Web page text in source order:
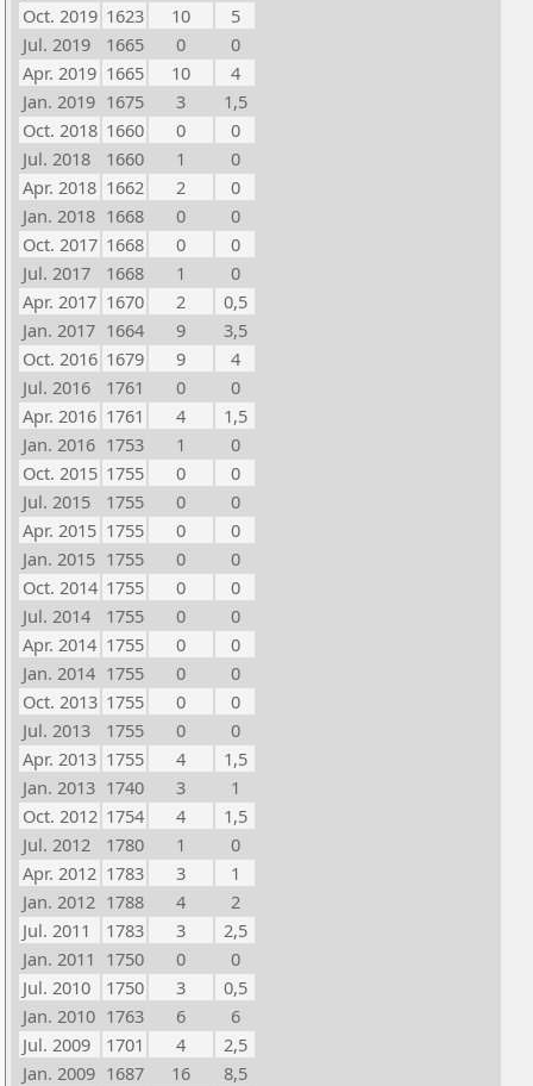
Oct. 2019 1623 10
5
Jul. 2019
1665 0
0
Apr. 2019 1665 10
4
Jan. 2019 1675 3
1,5
Oct. 2018 1660 0
0
Jul. 2018
1660 1
0
Apr. 2018 1662 2
0
Jan. 2018 1668 0
0
Oct. 2017 1668 0
0
Jul. 2017
1668 1
0
Apr. 2017 1670 2
0,5
Jan. 2017 1664 9
3,5
Oct. 2016 1679 9
4
Jul. 2016
1761 0
0
Apr. 2016 1761 4
1,5
Jan. 2016 1753 1
0
Oct. 2015 1755 0
0
Jul. 2015
1755 0
0
Apr. 2015 1755 0
0
Jan. 2015 1755 0
0
Oct. 2014 1755 0
0
Jul. 2014
1755 0
0
Apr. 2014 1755 0
0
Jan. 2014 1755 0
0
Oct. 2013 1755 0
0
Jul. 2013
1755 0
0
Apr. 2013 1755 4
1,5
Jan. 2013 1740 3
1
Oct. 2012 1754 4
1,5
Jul. 2012
1780 1
0
Apr. 2012 1783 3
1
Jan. 2012 1788 4
2
Jul. 2011
1783 3
2,5
Jan. 2011 1750 0
0
Jul. 2010
1750 3
0,5
Jan. 2010 1763 6
6
Jul. 2009
1701 4
2,5
Jan. 2009 1687 16
8,5